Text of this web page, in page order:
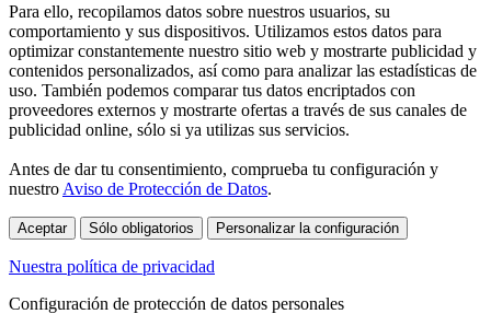
Para ello, recopilamos datos sobre nuestros usuarios, su
comportamiento y sus dispositivos. Utilizamos estos datos para
optimizar constantemente nuestro sitio web y mostrarte publicidad y
contenidos personalizados, así como para analizar las estadísticas de
uso. También podemos comparar tus datos encriptados con
proveedores externos y mostrarte ofertas a través de sus canales de
publicidad online, sólo si ya utilizas sus servicios.
Antes de dar tu consentimiento, comprueba tu configuración y
nuestro Aviso de Protección de Datos.
Aceptar Sólo obligatorios Personalizar la configuración
Nuestra política de privacidad
Configuración de protección de datos personales